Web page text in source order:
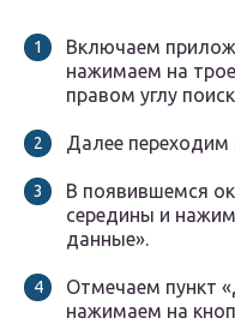
Включаем
нажимаем на
правом углу
Далее переходим
В появившемся
середины и
данные».
Отмечаем пункт
нажимаем на